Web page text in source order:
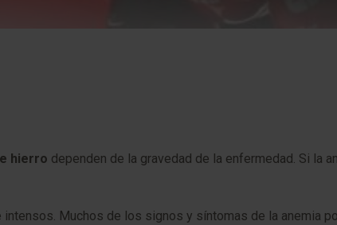
hierro dependen de la gravedad de la enfermedad. Si la
Muchos de los signos y síntomas de la anemia